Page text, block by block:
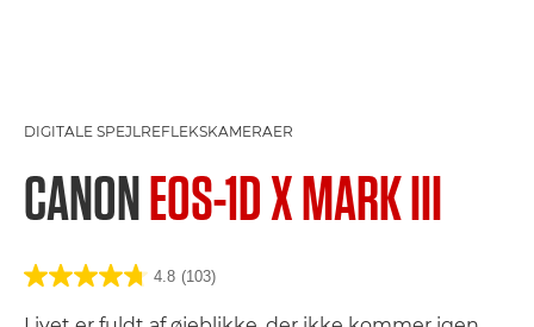
DIGITALE SPEJLREFLEKSKAMERAER
CANONEOS-1D X MARK III
4.8 (103)